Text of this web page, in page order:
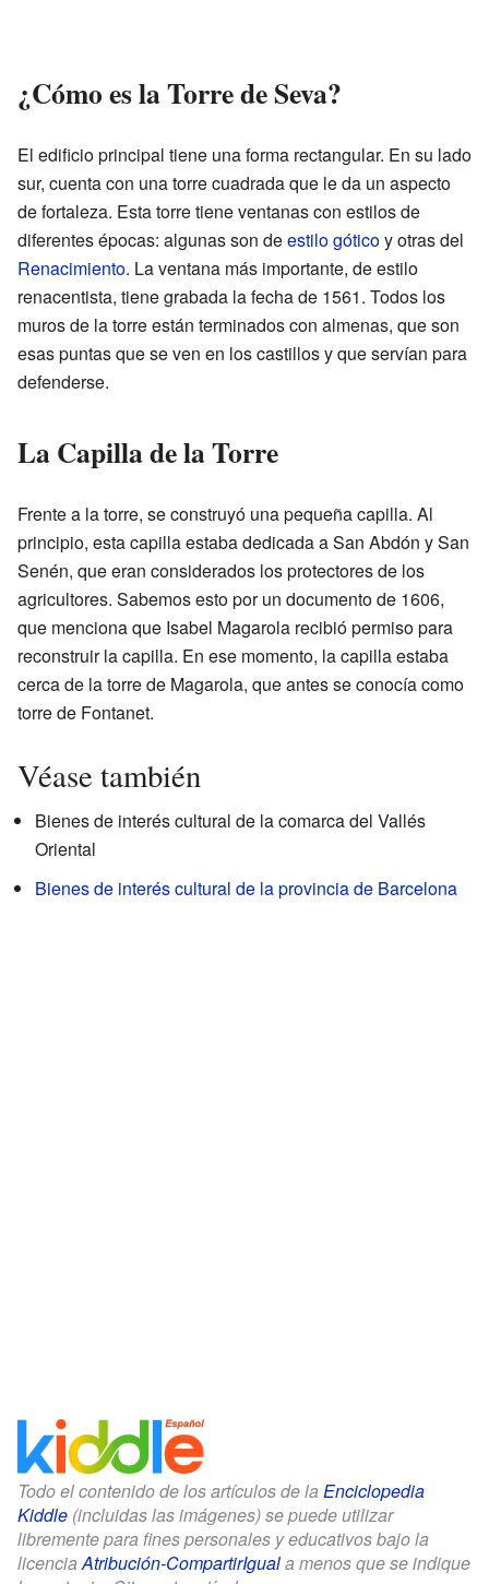
¿Cómo es la Torre de Seva?
El edificio principal tiene una forma rectangular. En su lado
sur, cuenta con una torre cuadrada que le da un aspecto
de fortaleza. Esta torre tiene ventanas con estilos de
diferentes épocas: algunas son deestilo góticoy otras del
Renacimiento. La ventana más importante, de estilo
renacentista, tiene grabada la fecha de 1561. Todos los
muros de la torre están terminados con almenas, que son
esas puntas que se ven en los castillos y que servían para
defenderse.
La Capilla de la Torre
Frente a la torre, se construyó una pequeña capilla. Al
principio, esta capilla estaba dedicada a San Abdón y San
Senén, que eran considerados los protectores de los
agricultores. Sabemos esto por un documento de 1606,
que menciona que Isabel Magarola recibió permiso para
reconstruir la capilla. En ese momento, la capilla estaba
cerca de la torre de Magarola, que antes se conocía como
torre de Fontanet.
Véase también
Bienes de interés cultural de la comarca del Vallés
Oriental
Bienes de interés cultural de la provincia de Barcelona
Todo el contenido de los artículos de la Enciclopedia
Kiddle (incluidas las imágenes) se puede utilizar
libremente para fines personales y educativos bajo la
licenciaAtribución-CompartirIguala menos que se indique